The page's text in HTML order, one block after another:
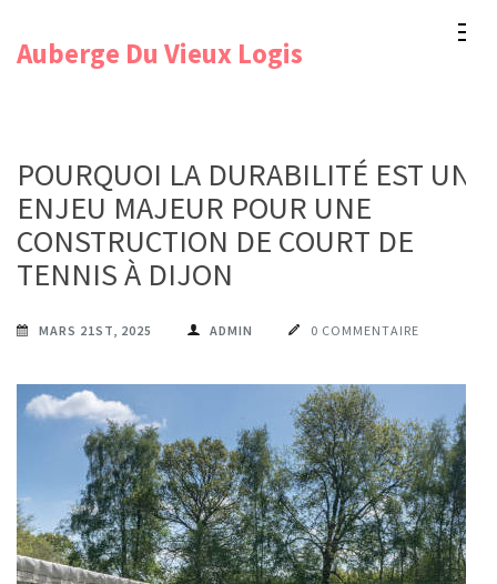
Auberge Du Vieux Logis
POURQUOI LA DURABILITÉ EST UN
ENJEU MAJEUR POUR UNE
CONSTRUCTION DE COURT DE
TENNIS À DIJON
MARS 21ST, 2025 ADMIN 0 COMMENTAIRE